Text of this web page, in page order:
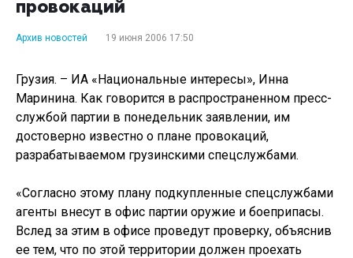
провокаций
Архив новостей 19 июня 2006 17:50
Грузия. – ИА «Национальные интересы», Инна
Маринина. Как говорится в распространенном пресс-
службой партии в понедельник заявлении, им
достоверно известно о плане провокаций,
разрабатываемом грузинскими спецслужбами.
«Согласно этому плану подкупленные спецслужбами
агенты внесут в офис партии оружие и боеприпасы.
Вслед за этим в офисе проведут проверку, объяснив
ее тем, что по этой территории должен проехать